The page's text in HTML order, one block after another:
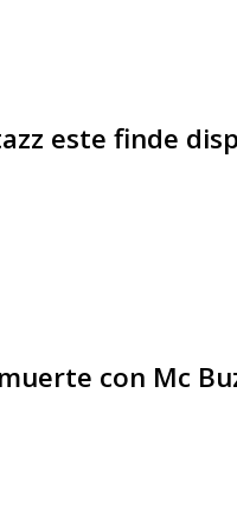
este finde
con Mc